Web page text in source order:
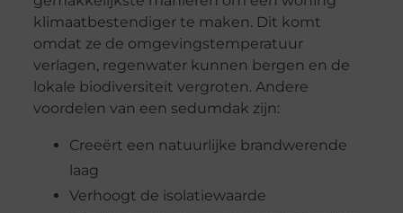
klimaatbestendiger te maken. Dit komt
omdat ze de omgevingstemperatuur
verlagen, regenwater kunnen bergen en de
lokale biodiversiteit vergroten. Andere
voordelen van een sedumdak zijn:
Creeërt een natuurlijke brandwerende
laag
Verhoogt de isolatiewaarde